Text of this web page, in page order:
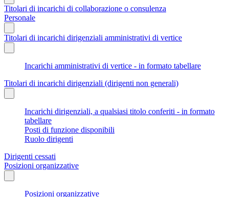
Titolari di incarichi di collaborazione o consulenza
Personale
Titolari di incarichi dirigenziali amministrativi di vertice
Incarichi amministrativi di vertice - in formato tabellare
Titolari di incarichi dirigenziali (dirigenti non generali)
Incarichi dirigenziali, a qualsiasi titolo conferiti - in formato
tabellare
Posti di funzione disponibili
Ruolo dirigenti
Dirigenti cessati
Posizioni organizzative
Posizioni organizzative